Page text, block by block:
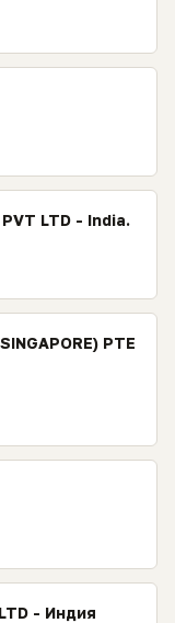
LTD - India.
PTE
- Индия